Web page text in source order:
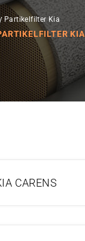
Partikelfilter Kia
KIA
CARENS